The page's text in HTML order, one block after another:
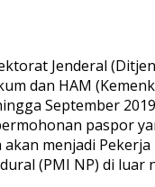
Jenderal
dan HAM
September
paspor
akan menjadi
(PMI NP) di luar